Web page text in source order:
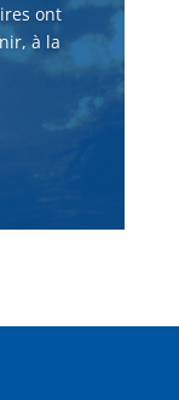
ont
à la